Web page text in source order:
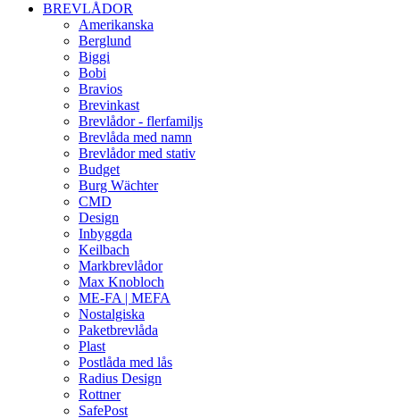
BREVLÅDOR
Amerikanska
Berglund
Biggi
Bobi
Bravios
Brevinkast
Brevlådor - flerfamiljs
Brevlåda med namn
Brevlådor med stativ
Budget
Burg Wächter
CMD
Design
Inbyggda
Keilbach
Markbrevlådor
Max Knobloch
ME-FA | MEFA
Nostalgiska
Paketbrevlåda
Plast
Postlåda med lås
Radius Design
Rottner
SafePost